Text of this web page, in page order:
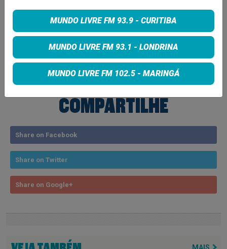
Informações: @santaproducao
Tags:
brasis Curitiba
COMPARTILHE
Share on Facebook
Share on Twitter
Share on Google+
MUNDO LIVRE FM 93.9 - CURITIBA
MUNDO LIVRE FM 93.1 - LONDRINA
MUNDO LIVRE FM 102.5 - MARINGÁ